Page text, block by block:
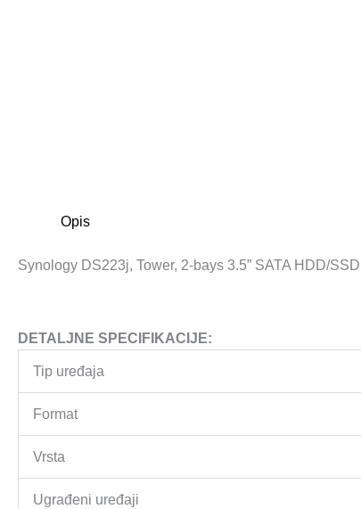
Opis
Synology DS223j, Tower, 2-bays 3.5” SATA HDD/
DETALJNE SPECIFIKACIJE:
Tip uređaja
Format
Vrsta
Ugrađeni uređaji